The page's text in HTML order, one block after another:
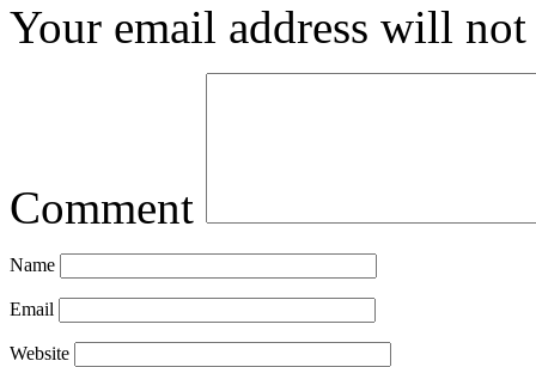
Your email address will
Comment
Name
Email
Website